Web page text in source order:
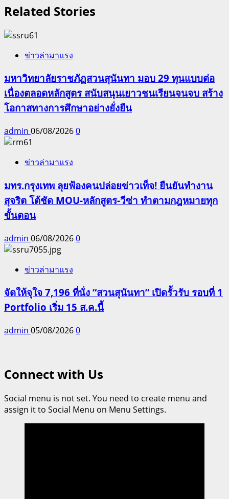
Related Stories
ข่าวล่ามาแรง
มหาวิทยาลัยราชภัฏสวนสุนันทา มอบ 29 ทุนแบบต่อ
เนื่องตลอดหลักสูตร สนับสนุนเยาวชนเรียนจนจบ สร้าง
โอกาสทางการศึกษาอย่างยั่งยืน
admin 06/08/20260
ข่าวล่ามาแรง
มทร.กรุงเทพ ลุยฟ้องคนปล่อยข่าวเท็จ! ยืนยันทำงาน
สุจริต โต้ชัด MOU-หลักสูตร-วีซ่า ทำตามกฎหมายทุก
ขั้นตอน
admin 06/08/20260
ข่าวล่ามาแรง
จัดให้จุใจ 7,196 ที่นั่ง “สวนสุนันทา” เปิดรั้วรับ รอบที่ 1
Portfolio เริ่ม 15 ส.ค.นี้
admin 05/08/20260
Connect with Us
Social menu is not set. You need to create menu and
assign it to Social Menu on Menu Settings.